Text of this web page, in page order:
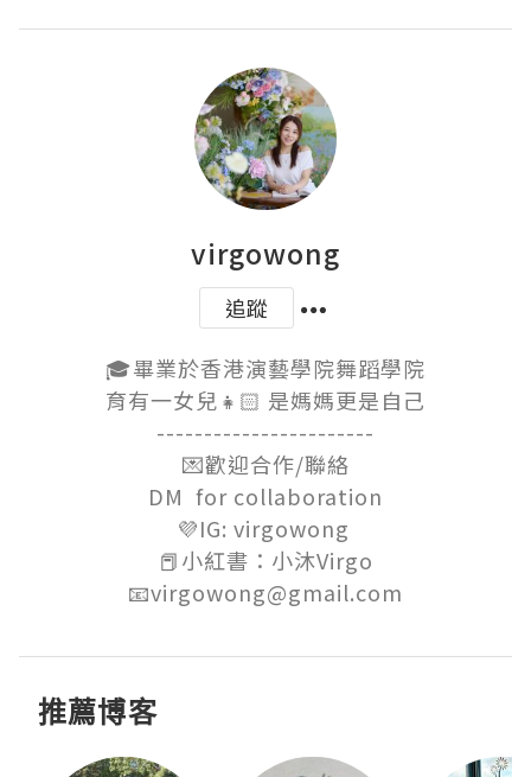
virgowong
追蹤
🎓畢業於香港演藝學院舞蹈學院
育有一女兒👧🏻 是媽媽更是自己
-----------------------
💌歡迎合作/聯絡
DM  for collaboration
💜IG: virgowong
📕小紅書：小沐Virgo
📧virgowong@gmail.com
推薦博客